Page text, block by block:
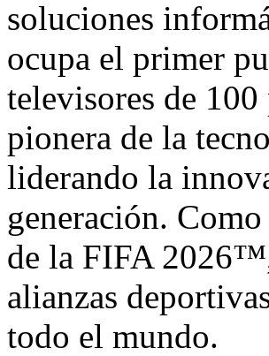
soluciones
ocupa el primer
televisores de
pionera de la
liderando la
generación.
de la FIFA
alianzas
todo el mundo.